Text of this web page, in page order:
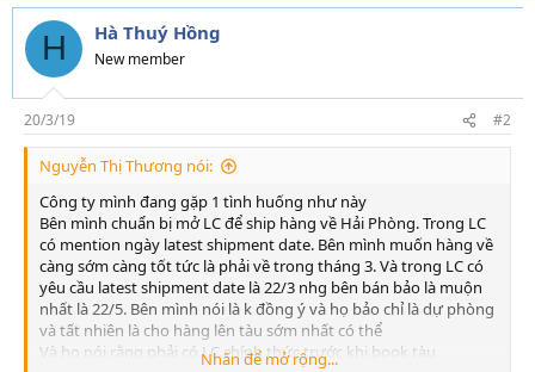
H Hà Thuý Hồng
New member
20/3/19 #2
Nguyễn Thị Thương nói:
Công ty mình đang gặp 1 tình huống như này
Bên mình chuẩn bị mở LC để ship hàng về Hải Phòng. Trong LC
có mention ngày latest shipment date. Bên mình muốn hàng về
càng sớm càng tốt tức là phải về trong tháng 3. Và trong LC có
yêu cầu latest shipment date là 22/3 nhg bên bán bảo là muộn
nhất là 22/5. Bên mình nói là k đồng ý và họ bảo chỉ là dự phòng
và tất nhiên là cho hàng lên tàu sớm nhất có thể
Và họ nói rằng phải có LC chính thức trước khi book tàu
Nhấn để mở rộng...